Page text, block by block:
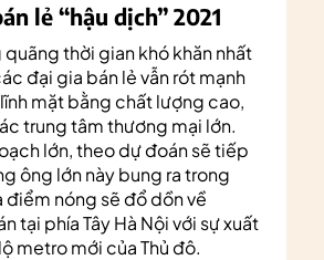
lẻ “hậu dịch” 2021
thời gian khó khăn nhất
đại gia bán lẻ vẫn rót mạnh
mặt bằng chất lượng cao,
trung tâm thương mại lớn.
lớn, theo dự đoán sẽ tiếp
ông lớn này bung ra trong
điểm nóng sẽ đổ dồn về
tại phía Tây Hà Nội với sự xuất
metro mới của Thủ đô.